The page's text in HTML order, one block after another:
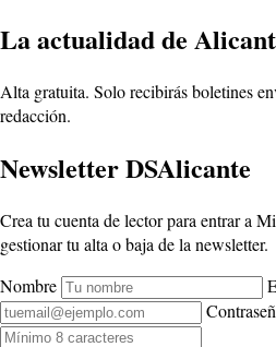
La actualidad de
Alta gratuita. Solo recibirás boletines
redacción.
Newsletter DSAlicante
Crea tu cuenta de lector para entrar a
gestionar tu alta o baja de la newsletter.
Nombre